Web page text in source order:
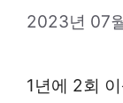
2023년 07
1년에 2회